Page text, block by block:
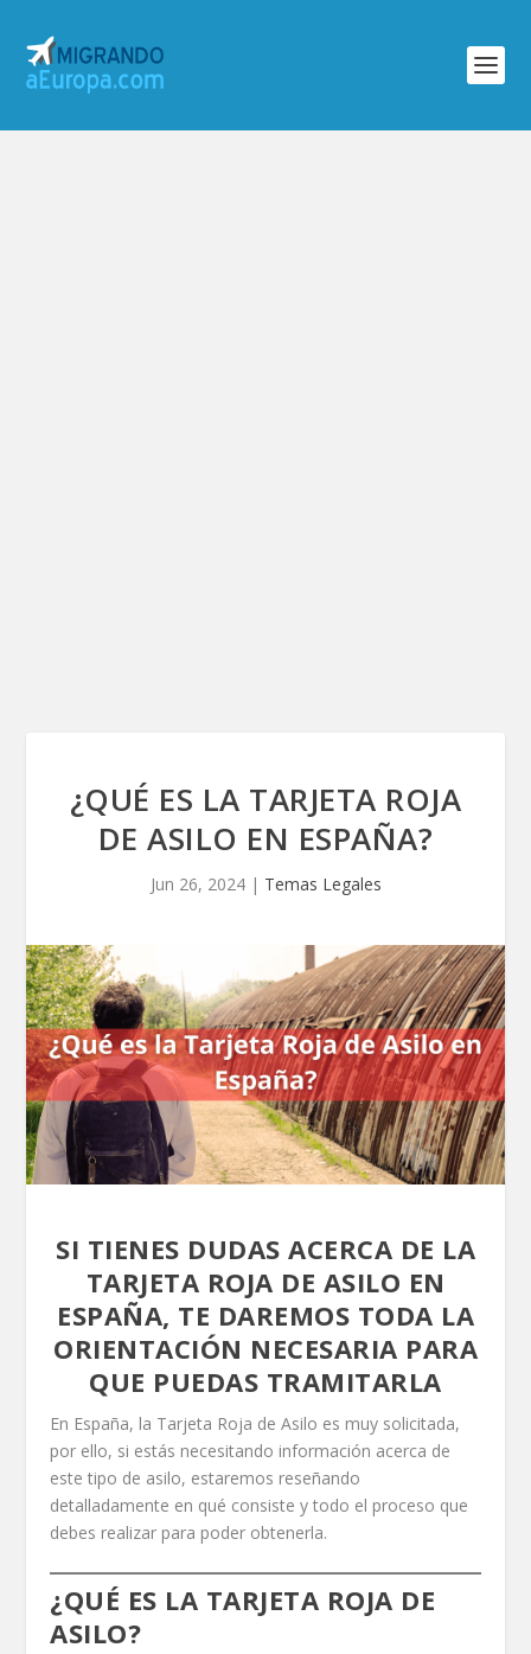
¿QUÉ ES LA TARJETA ROJA
DE ASILO EN ESPAÑA?
Jun 26, 2024| Temas Legales
SI TIENES DUDAS ACERCA DE LA
TARJETA ROJA DE ASILO EN
ESPAÑA, TE DAREMOS TODA LA
ORIENTACIÓN NECESARIA PARA
QUE PUEDAS TRAMITARLA
En España, la Tarjeta Roja de Asilo es muy solicitada,
por ello, si estás necesitando información acerca de
este tipo de asilo, estaremos reseñando
detalladamente en qué consiste y todo el proceso que
debes realizar para poder obtenerla.
¿QUÉ ES LA TARJETA ROJA DE
ASILO?